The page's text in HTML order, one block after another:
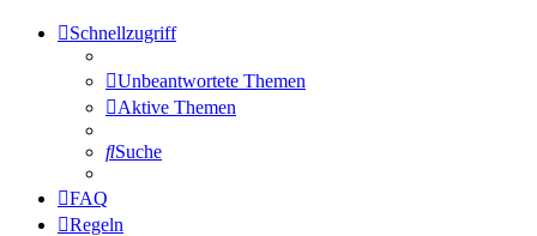
Schnellzugriff
Unbeantwortete Themen
Aktive Themen
Suche
FAQ
Regeln